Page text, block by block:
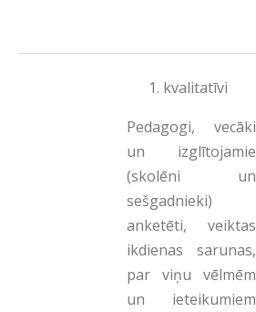
kvalitatīvi
Pedagogi, vecāki
un izglītojamie
(skolēni un
sešgadnieki)
anketēti, veiktas
ikdienas sarunas,
par viņu vēlmēm
un ieteikumiem